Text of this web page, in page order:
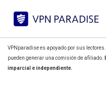
VPNparadise es apoyado por sus
pueden generar una comisión de afiliado.
imparcial e independiente.